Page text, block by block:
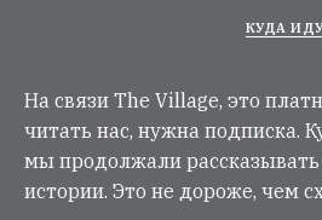
КУДА
На связи The Village, это
читать нас, нужна подписка.
мы продолжали
истории. Это не дороже, чем